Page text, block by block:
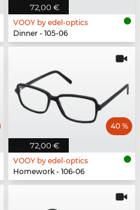
72,00 €
VOOY by edel-optics
Dinner - 105-06
72,00 €
40 %
VOOY by edel-optics
Homework - 106-06